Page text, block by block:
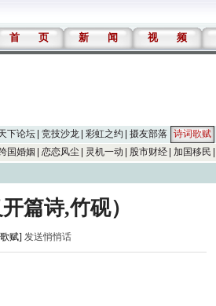
首 页 新 闻 视 频
下论坛 竞技沙龙 彩虹之约 摄友部落 诗词歌赋
国婚姻 恋恋风尘 灵机一动 股市财经 加国移民
篇诗,竹砚）
赋] 发送悄悄话